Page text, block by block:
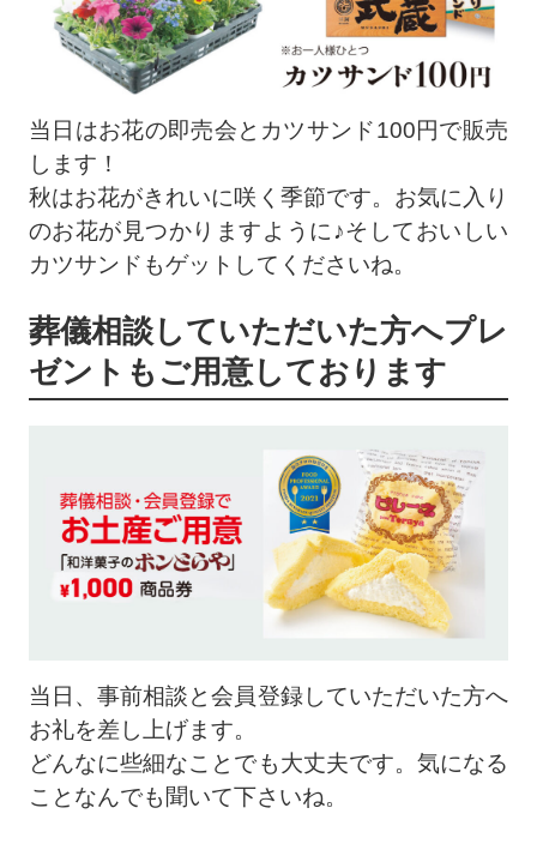
当日はお花の即売会とカツサンド100円で販売
します！
秋はお花がきれいに咲く季節です。お気に入り
のお花が見つかりますように♪そしておいしい
カツサンドもゲットしてくださいね。
葬儀相談していただいた方へプレ
ゼントもご用意しております
当日、事前相談と会員登録していただいた方へ
お礼を差し上げます。
どんなに些細なことでも大丈夫です。気になる
ことなんでも聞いて下さいね。